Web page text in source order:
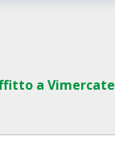
a Vimercate